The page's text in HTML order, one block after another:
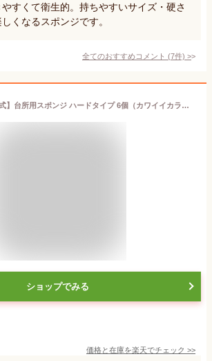
すくて衛生的。持ちやすいサイズ・硬さ
くなるスポンジです。
全てのおすすめコメント (7件) >
【ダスキン公式】台所用スポンジ ハードタイプ 6個（カワイイカラーセット）
ショップでみる
価格と在庫を楽天でチェック >>